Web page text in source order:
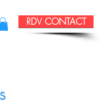
RDV CONTACT